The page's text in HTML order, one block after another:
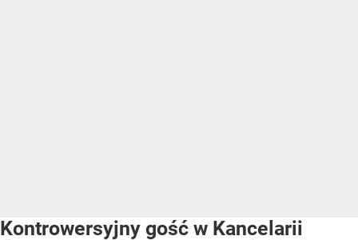
Kontrowersyjny gość w Kancelarii